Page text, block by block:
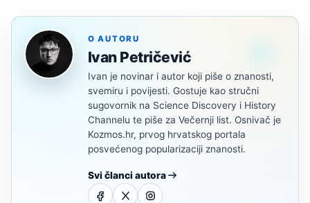
O AUTORU
Ivan Petričević
Ivan je novinar i autor koji piše o znanosti,
svemiru i povijesti. Gostuje kao stručni
sugovornik na Science Discovery i History
Channelu te piše za Večernji list. Osnivač je
Kozmos.hr, prvog hrvatskog portala
posvećenog popularizaciji znanosti.
Svi članci autora